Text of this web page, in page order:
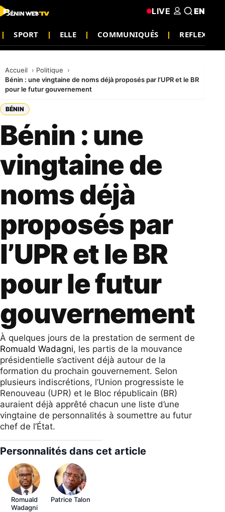
SPORT ELLE COMMUNIQUÉS REFLEXION
LIVE EN
Accueil
Politique
Bénin : une vingtaine de noms déjà proposés par l’UPR et le BR
pour le futur gouvernement
BÉNIN
Bénin : une
vingtaine de
noms déjà
proposés par
l’UPR et le BR
pour le futur
gouvernement
À quelques jours de la prestation de serment de
Romuald Wadagni, les partis de la mouvance
présidentielle s’activent déjà autour de la
formation du prochain gouvernement. Selon
plusieurs indiscrétions, l’Union progressiste le
Renouveau (UPR) et le Bloc républicain (BR)
auraient déjà apprêté chacun une liste d’une
vingtaine de personnalités à soumettre au futur
chef de l’État.
Personnalités dans cet article
Romuald
Wadagni
Patrice Talon